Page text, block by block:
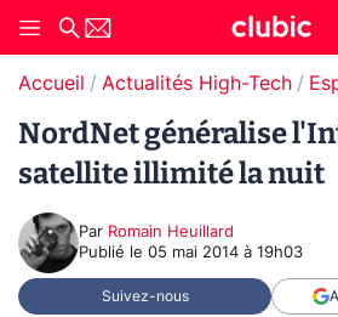
Accueil Actualités High-Tech
NordNet généralise
satellite illimité la nuit
Par Romain Heuillard
Publié le 05 mai 2014 à 19h03
Suivez-nous